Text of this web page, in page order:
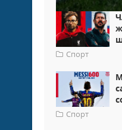
Спорт
Спорт